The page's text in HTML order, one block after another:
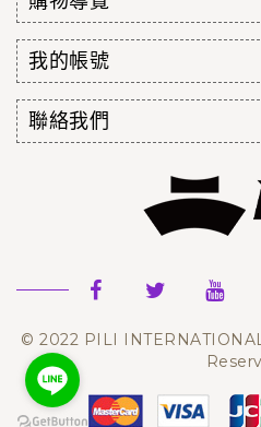
我的帳號
聯絡我們
© 2022 PILI